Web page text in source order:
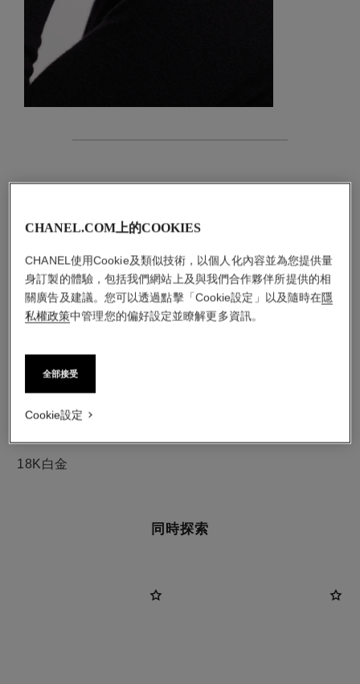
18K白金
同時探索
CHANEL.COM上的COOKIES
CHANEL使用Cookie及類似技術，以個人化內容並為您提供量
身訂製的體驗，包括我們網站上及與我們合作夥伴所提供的相
關廣告及建議。您可以透過點擊「Cookie設定」以及隨時在隱
私權政策中管理您的偏好設定並瞭解更多資訊。
全部接受
Cookie設定